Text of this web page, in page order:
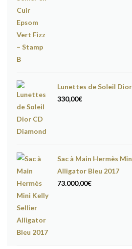
Lunettes de Soleil
330,00€
Sac à Main Hermès
Alligator Bleu 2017
73.000,00€